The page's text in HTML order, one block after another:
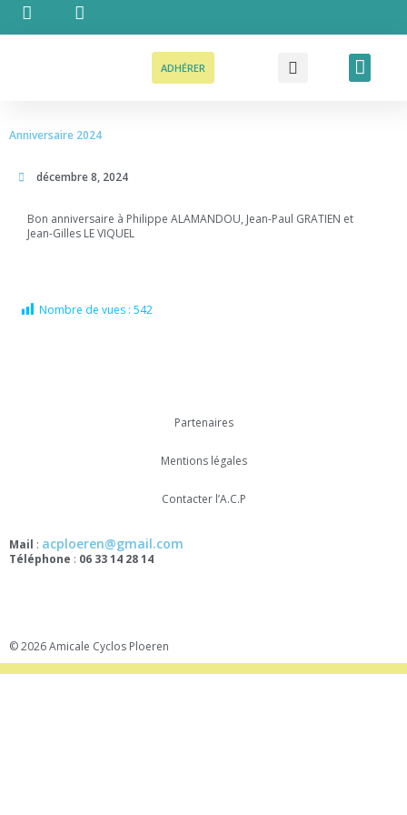
Aller
ADHÉRER
Anniversaire 2024
décembre 8, 2024
Bon anniversaire à Philippe ALAMANDOU, Jean-Paul GRATIEN et
Jean-Gilles LE VIQUEL
Nombre de vues : 542
Partenaires
Mentions légales
Contacter l’A.C.P
Mail : acploeren@gmail.com
Téléphone : 06 33 14 28 14
© 2026 Amicale Cyclos Ploeren